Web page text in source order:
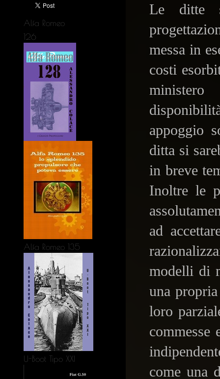
Le ditte
messa in
costi
appoggio
ditta si
in breve
Inoltre le
ad
modelli di
una
loro
commesse
come una
Alfa Romeo
126
Alfa Romeo 135
U-Boot Tipo XXI